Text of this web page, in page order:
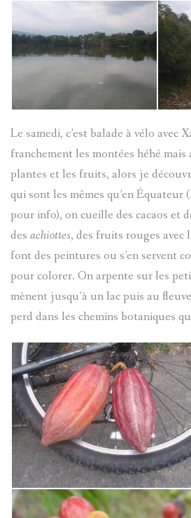
Le samedi, c’est balade à vélo avec
franchement les montées héhé
plantes et les fruits, alors je
qui sont les mêmes qu’en Équateur
pour info), on cueille des cacaos et
des achiottes, des fruits rouges avec
font des peintures ou s’en servent
pour colorer. On arpente sur les
mènent jusqu’à un lac puis au fleuve
perd dans les chemins botaniques